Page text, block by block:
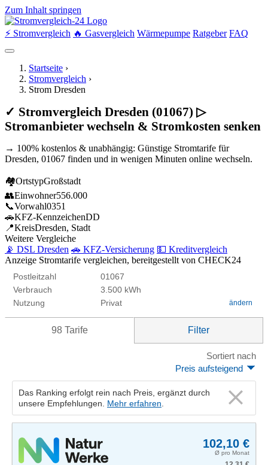
Zum Inhalt springen
⚡ Stromvergleich 🔥 Gasvergleich Wärmepumpe Ratgeber FAQ
Startseite ›
Stromvergleich ›
Strom Dresden
✓ Stromvergleich Dresden (01067) ▷
Stromanbieter wechseln & Stromkosten senken
→ 100% kostenlos & unabhängig: Günstige Stromtarife für
Dresden, 01067 finden und in wenigen Minuten online wechseln.
🏘OrtstypGroßstadt
👥Einwohner556.000
📞Vorwahl0351
🚗KFZ-KennzeichenDD
📍KreisDresden, Stadt
Weitere Vergleiche
📡 DSL Dresden 🚗 KFZ-Versicherung 💵 Kreditvergleich
Anzeige Stromtarife vergleichen, bereitgestellt von CHECK24